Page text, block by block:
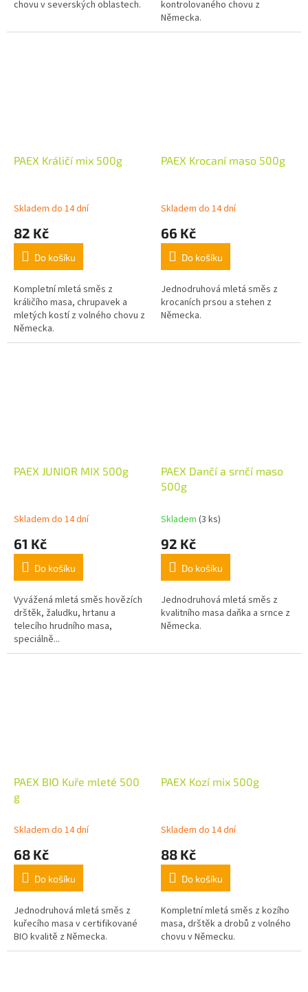
chovu v severských oblastech.
kontrolovaného chovu z
Německa.
PAEX Králičí mix 500g
Skladem do 14 dní
82 Kč
Do košíku
Kompletní mletá směs z
králičího masa, chrupavek a
mletých kostí z volného chovu z
Německa.
PAEX Krocaní maso 500g
Skladem do 14 dní
66 Kč
Do košíku
Jednodruhová mletá směs z
krocaních prsou a stehen z
Německa.
PAEX JUNIOR MIX 500g
Skladem do 14 dní
61 Kč
Do košíku
Vyvážená mletá směs hovězích
drštěk, žaludku, hrtanu a
telecího hrudního masa,
speciálně...
PAEX Dančí a srnčí maso
500g
Skladem (3 ks)
92 Kč
Do košíku
Jednodruhová mletá směs z
kvalitního masa daňka a srnce z
Německa.
PAEX BIO Kuře mleté 500
g
Skladem do 14 dní
68 Kč
Do košíku
Jednodruhová mletá směs z
kuřecího masa v certifikované
BIO kvalitě z Německa.
PAEX Kozí mix 500g
Skladem do 14 dní
88 Kč
Do košíku
Kompletní mletá směs z kozího
masa, drštěk a drobů z volného
chovu v Německu.